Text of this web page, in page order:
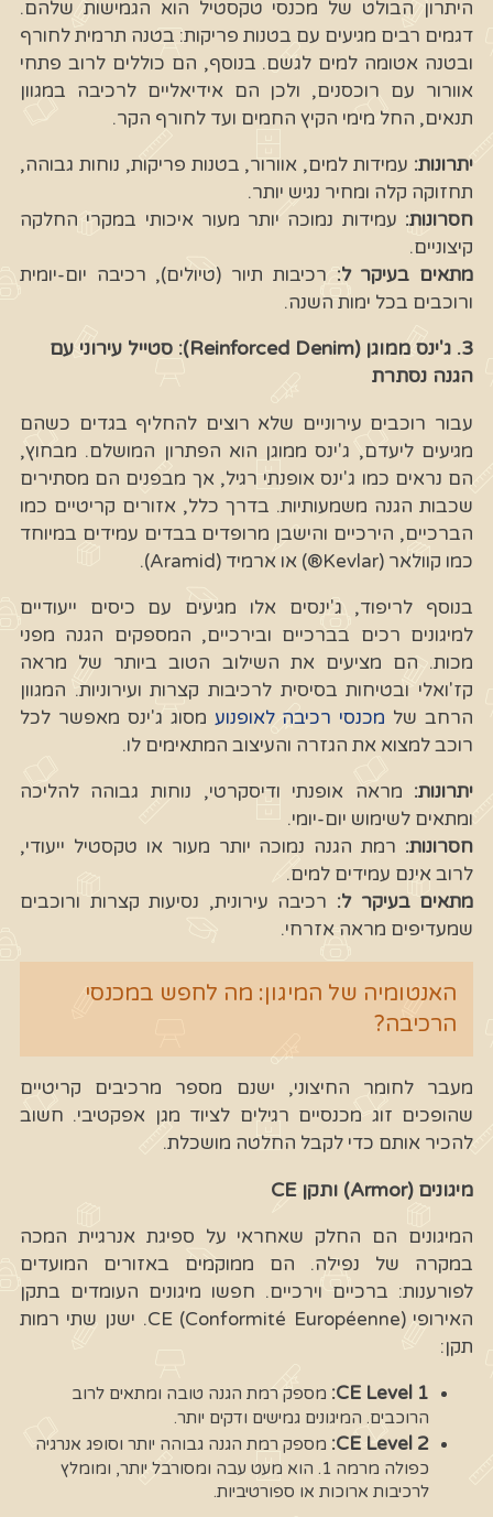
היתרון הבולט של מכנסי טקסטיל הוא הגמישות שלהם.
דגמים רבים מגיעים עם בטנות פריקות: בטנה תרמית לחורף
ובטנה אטומה למים לגשם. בנוסף, הם כוללים לרוב פתחי
אוורור עם רוכסנים, ולכן הם אידיאליים לרכיבה במגוון
תנאים, החל מימי הקיץ החמים ועד לחורף הקר.
יתרונות: עמידות למים, אוורור, בטנות פריקות, נוחות גבוהה,
תחזוקה קלה ומחיר נגיש יותר.
חסרונות: עמידות נמוכה יותר מעור איכותי במקרי החלקה
קיצוניים.
מתאים בעיקר ל: רכיבות תיור (טיולים), רכיבה יום-יומית
ורוכבים בכל ימות השנה.
3. ג'ינס ממוגן (Reinforced Denim): סטייל עירוני עם
הגנה נסתרת
עבור רוכבים עירוניים שלא רוצים להחליף בגדים כשהם
מגיעים ליעדם, ג'ינס ממוגן הוא הפתרון המושלם. מבחוץ,
הם נראים כמו ג'ינס אופנתי רגיל, אך מבפנים הם מסתירים
שכבות הגנה משמעותיות. בדרך כלל, אזורים קריטיים כמו
הברכיים, הירכיים והישבן מרופדים בבדים עמידים במיוחד
כמו קוולאר (Kevlar®) או ארמיד (Aramid).
בנוסף לריפוד, ג'ינסים אלו מגיעים עם כיסים ייעודיים
למיגונים רכים בברכיים ובירכיים, המספקים הגנה מפני
מכות. הם מציעים את השילוב הטוב ביותר של מראה
קז'ואלי ובטיחות בסיסית לרכיבות קצרות ועירוניות. המגוון
הרחב של מכנסי רכיבה לאופנוע מסוג ג'ינס מאפשר לכל
רוכב למצוא את הגזרה והעיצוב המתאימים לו.
יתרונות: מראה אופנתי ודיסקרטי, נוחות גבוהה להליכה
ומתאים לשימוש יום-יומי.
חסרונות: רמת הגנה נמוכה יותר מעור או טקסטיל ייעודי,
לרוב אינם עמידים למים.
מתאים בעיקר ל: רכיבה עירונית, נסיעות קצרות ורוכבים
שמעדיפים מראה אזרחי.
האנטומיה של המיגון: מה לחפש במכנסי
הרכיבה?
מעבר לחומר החיצוני, ישנם מספר מרכיבים קריטיים
שהופכים זוג מכנסיים רגילים לציוד מגן אפקטיבי. חשוב
להכיר אותם כדי לקבל החלטה מושכלת.
מיגונים (Armor) ותקן CE
המיגונים הם החלק שאחראי על ספיגת אנרגיית המכה
במקרה של נפילה. הם ממוקמים באזורים המועדים
לפורענות: ברכיים וירכיים. חפשו מיגונים העומדים בתקן
האירופי CE (Conformité Européenne). ישנן שתי רמות
תקן:
CE Level 1: מספק רמת הגנה טובה ומתאים לרוב
הרוכבים. המיגונים גמישים ודקים יותר.
CE Level 2: מספק רמת הגנה גבוהה יותר וסופג אנרגיה
כפולה מרמה 1. הוא מעט עבה ומסורבל יותר, ומומלץ
לרכיבות ארוכות או ספורטיביות.